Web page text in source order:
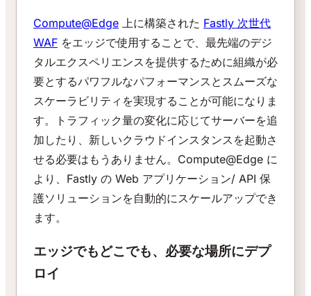
Compute@Edge 上に構築された Fastly 次世代
WAF をエッジで使用することで、最先端のデジ
タルエクスペリエンスを提供するために組織が必
要とするパワフルなパフォーマンスとスムーズな
スケーラビリティを実現することが可能になりま
す。トラフィック量の変化に応じてサーバーを追
加したり、新しいクラウドインスタンスを起動さ
せる必要はもうありません。Compute@Edge に
より、Fastly の Web アプリケーション/ API 保
護ソリューションを自動的にスケールアップでき
ます。
エッジでもどこでも、必要な場所にデプ
ロイ